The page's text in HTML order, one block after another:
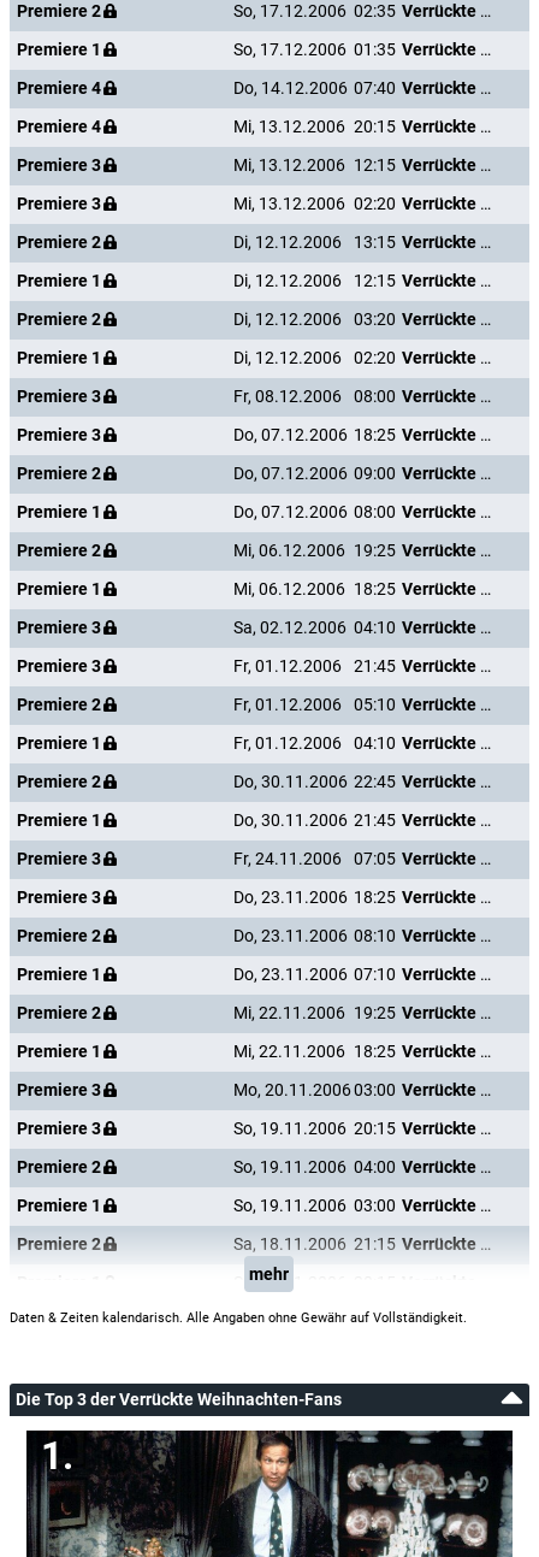
Premiere 2
So, 17.12.2006 02:35
Verrückte Weihnachten
Premiere 1
So, 17.12.2006 01:35
Verrückte Weihnachten
Premiere 4
Do, 14.12.2006 07:40
Verrückte Weihnachten
Premiere 4
Mi, 13.12.2006 20:15
Verrückte Weihnachten
Premiere 3
Mi, 13.12.2006 12:15
Verrückte Weihnachten
Premiere 3
Mi, 13.12.2006 02:20
Verrückte Weihnachten
Premiere 2
Di, 12.12.2006 13:15
Verrückte Weihnachten
Premiere 1
Di, 12.12.2006 12:15
Verrückte Weihnachten
Premiere 2
Di, 12.12.2006 03:20
Verrückte Weihnachten
Premiere 1
Di, 12.12.2006 02:20
Verrückte Weihnachten
Premiere 3
Fr, 08.12.2006 08:00
Verrückte Weihnachten
Premiere 3
Do, 07.12.2006 18:25
Verrückte Weihnachten
Premiere 2
Do, 07.12.2006 09:00
Verrückte Weihnachten
Premiere 1
Do, 07.12.2006 08:00
Verrückte Weihnachten
Premiere 2
Mi, 06.12.2006 19:25
Verrückte Weihnachten
Premiere 1
Mi, 06.12.2006 18:25
Verrückte Weihnachten
Premiere 3
Sa, 02.12.2006 04:10
Verrückte Weihnachten
Premiere 3
Fr, 01.12.2006 21:45
Verrückte Weihnachten
Premiere 2
Fr, 01.12.2006 05:10
Verrückte Weihnachten
Premiere 1
Fr, 01.12.2006 04:10
Verrückte Weihnachten
Premiere 2
Do, 30.11.2006 22:45
Verrückte Weihnachten
Premiere 1
Do, 30.11.2006 21:45
Verrückte Weihnachten
Premiere 3
Fr, 24.11.2006 07:05
Verrückte Weihnachten
Premiere 3
Do, 23.11.2006 18:25
Verrückte Weihnachten
Premiere 2
Do, 23.11.2006 08:10
Verrückte Weihnachten
Premiere 1
Do, 23.11.2006 07:10
Verrückte Weihnachten
Premiere 2
Mi, 22.11.2006 19:25
Verrückte Weihnachten
Premiere 1
Mi, 22.11.2006 18:25
Verrückte Weihnachten
Premiere 3
Mo, 20.11.200603:00
Verrückte Weihnachten
Premiere 3
So, 19.11.2006 20:15
Verrückte Weihnachten
Premiere 2
So, 19.11.2006 04:00
Verrückte Weihnachten
Premiere 1
So, 19.11.2006 03:00
Verrückte Weihnachten
Premiere 2
Sa, 18.11.2006 21:15
Verrückte Weihnachten
Sa, 18.11.2006
mehr
Daten & Zeiten kalendarisch. Alle Angaben ohne Gewähr auf Vollständigkeit.
Die Top 3 der Verrückte Weihnachten-Fans